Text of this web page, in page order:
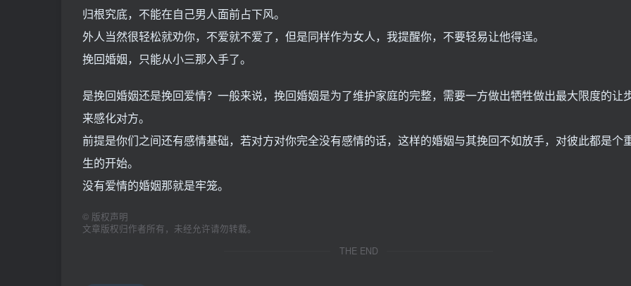
归根究底，不能在自己男人面前占下风。
外人当然很轻松就劝你，不爱就不爱了，但是同样作为女人，我提醒你，不要轻易让他得逞。
挽回婚姻，只能从小三那入手了。
是挽回婚姻还是挽回爱情？一般来说，挽回婚姻是为了维护家庭的完整，需要一方做出牺牲做出最大限度的让
来感化对方。
前提是你们之间还有感情基础，若对方对你完全没有感情的话，这样的婚姻与其挽回不如放手，对彼此都是个
生的开始。
没有爱情的婚姻那就是牢笼。
© 版权声明
文章版权归作者所有，未经允许请勿转载。
THE END